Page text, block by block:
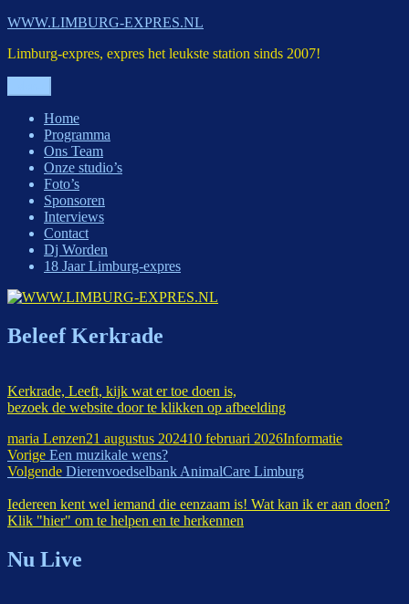
Ga
de
WWW.LIMBURG-EXPRES.NL
Limburg-expres, expres het leukste station sinds 2007!
Home
Programma
Ons Team
Onze studio’s
Foto’s
Sponsoren
Interviews
Contact
Dj Worden
18 Jaar Limburg-expres
Beleef Kerkrade
Kerkrade, Leeft, kijk wat er toe doen is,
bezoek de website door te klikken op afbeelding
Auteur
maria LenzenGeplaatst
op
21 augustus 202410 februari 2026Categorieën
Informatie
Bericht
navigatie
Vorige Vorig
bericht:
Een muzikale wens?
Volgende Volgend
Dierenvoedselbank AnimalCare Limburg
Iedereen kent wel iemand die eenzaam is! Wat kan ik er aan doen?
Klik "hier" om te helpen en te herkennen
Nu Live